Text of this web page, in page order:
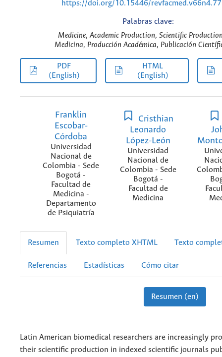
https://doi.org/10.15446/
Palabras clave:
Medicine, Academic Production, Scientific
Medicina, Producción Académica, Publicación
PDF
(English)
HTML
(English)
Franklin
Escobar-
Córdoba
Universidad
Nacional de
Colombia - Sede
Bogotá -
Facultad de
Medicina -
Departamento
de Psiquiatría
Cristhian
Leonardo
López-León
Universidad
Nacional de
Colombia - Sede
Bogotá -
Facultad de
Medicina
Resumen Texto completo XHTML Texto
Referencias Estadísticas Cómo citar
Resumen (en)
Latin American biomedical researchers are increasingly
their scientific production in indexed scientific journals